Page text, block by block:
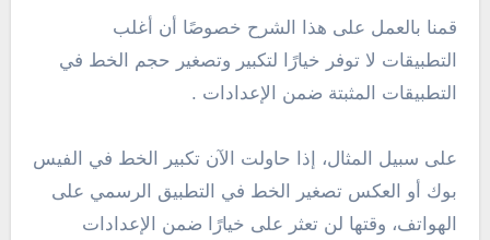
قمنا بالعمل على هذا الشرح خصوصًا أن أغلب
التطبيقات لا توفر خيارًا لتكبير وتصغير حجم الخط في
التطبيقات المثبتة ضمن الإعدادات .
على سبيل المثال، إذا حاولت الآن تكبير الخط في الفيس
بوك أو العكس تصغير الخط في التطبيق الرسمي على
الهواتف، وقتها لن تعثر على خيارًا ضمن الإعدادات